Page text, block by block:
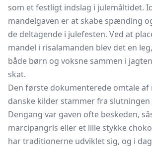
som et festligt indslag i julemåltidet.
mandelgaven er at skabe spænding
de deltagende i julefesten. Ved at
mandel i risalamanden blev det en
både børn og voksne sammen i
skat.
Den første dokumenterede omtale af
danske kilder stammer fra slutningen
Dengang var gaven ofte beskeden,
marcipangris eller et lille stykke
har traditionerne udviklet sig, og i